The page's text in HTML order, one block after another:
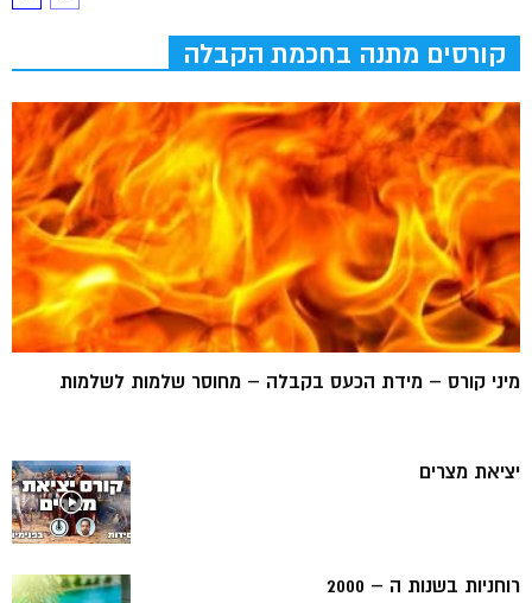
קורסים מתנה בחכמת הקבלה
מיני קורס – מידת הכעס בקבלה – מחוסר שלמות לשלמות
יציאת מצרים
רוחניות בשנות ה – 2000